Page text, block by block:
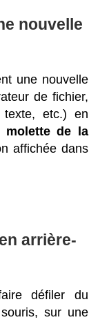
nouvelle
une nouvelle
de fichier,
texte, etc.) en
de la
affichée dans
arrière-
défiler du
sur une